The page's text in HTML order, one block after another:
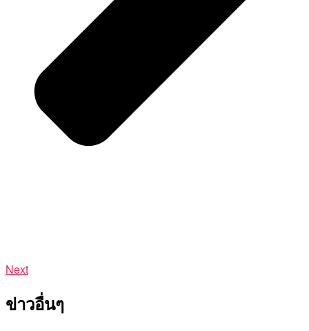
Next
ข่าวอื่นๆ